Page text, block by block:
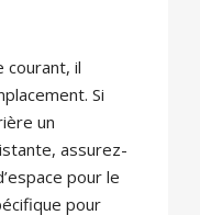
courant, il
Si
un
assurez-
pour le
pour